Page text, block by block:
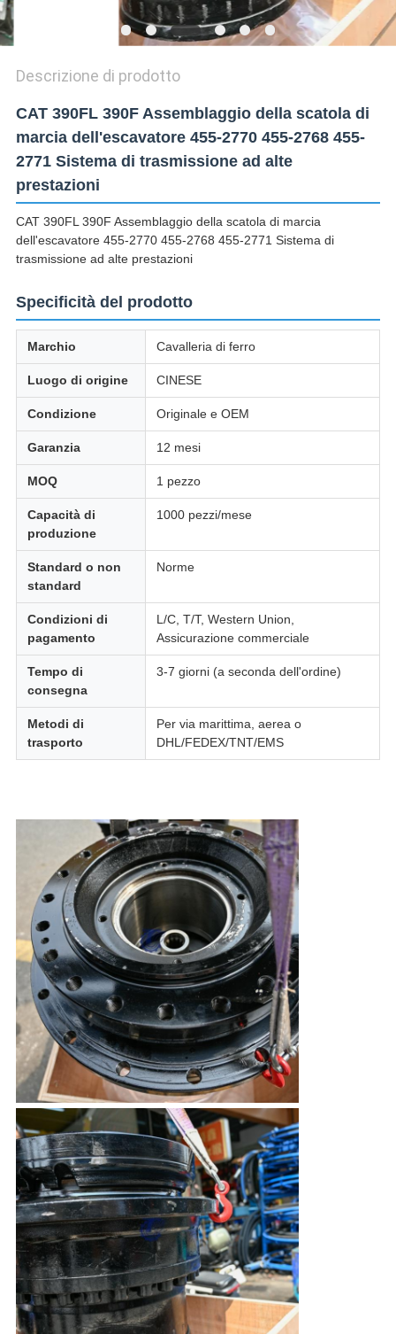
Descrizione di prodotto
CAT 390FL 390F Assemblaggio della scatola di
marcia dell'escavatore 455-2770 455-2768 455-
2771 Sistema di trasmissione ad alte
prestazioni
CAT 390FL 390F Assemblaggio della scatola di marcia
dell'escavatore 455-2770 455-2768 455-2771 Sistema di
trasmissione ad alte prestazioni
Specificità del prodotto
Marchio Cavalleria di ferro
Luogo di origine CINESE
Condizione Originale e OEM
Garanzia 12 mesi
MOQ 1 pezzo
Capacità di
produzione
1000 pezzi/mese
Standard o non
standard
Norme
Condizioni di
pagamento
L/C, T/T, Western Union,
Assicurazione commerciale
Tempo di
consegna
3-7 giorni (a seconda dell'ordine)
Metodi di
trasporto
Per via marittima, aerea o
DHL/FEDEX/TNT/EMS